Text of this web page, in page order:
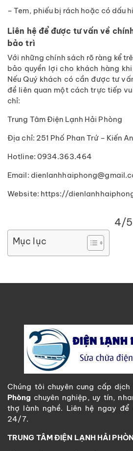
– Tem, phiếu bị rách hoặc có dấu
Liên hệ để được tư vấn về
bảo trì
Với những chính sách rõ ràng kể
bảo quyền lợi cho khách hàng
Nếu Quý khách có cần được tư
đề liên quan một cách trực tiếp
chỉ:
Trung Tâm Điện Lạnh Hải Phòng
Địa chỉ: 251 Phố Phan Trứ – Kiến
Hotline: 0934.363.464
Email:
Website: https://
4/5
Mục lục
Chúng tôi chuyên cung cấp
Phòng chuyên nghiệp, uy tín,
thợ lành nghề. Liên hệ ngay
24/7.
TRUNG TÂM ĐIỆN LẠNH HẢI